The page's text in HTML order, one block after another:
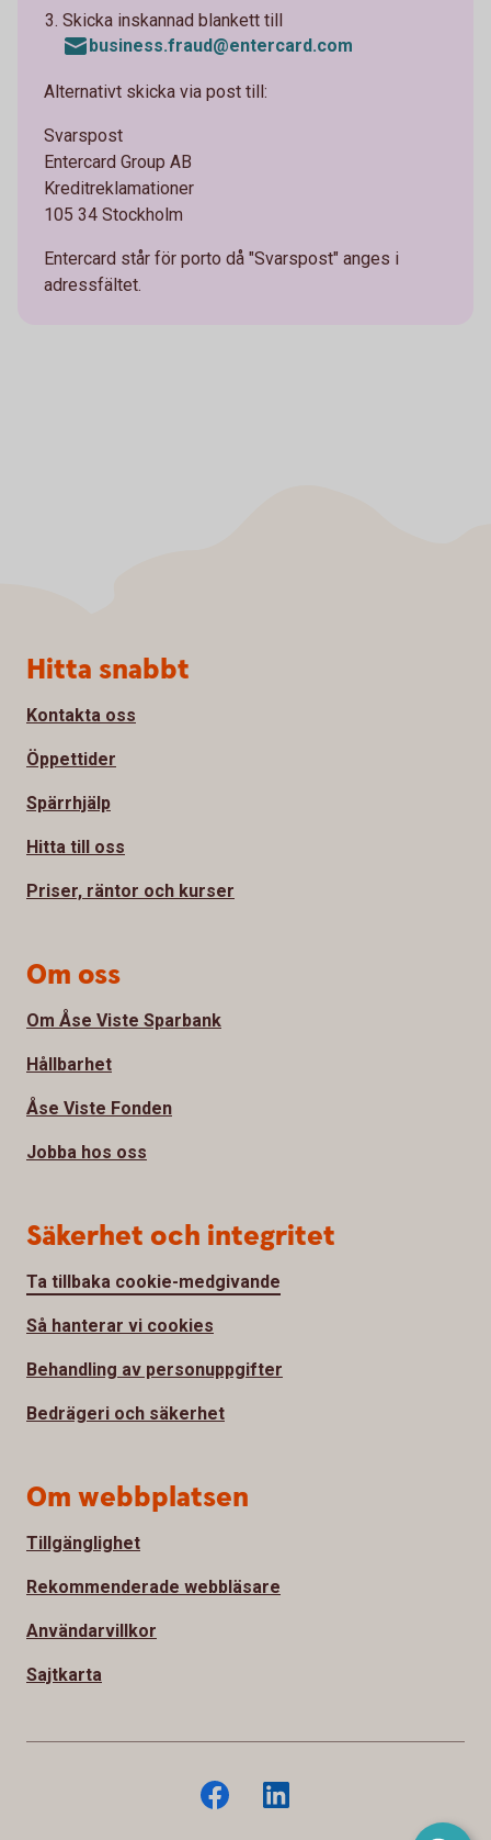
Skicka inskannad blankett till
business.fraud@entercard.com
Alternativt skicka via post till:
Svarspost
Entercard Group AB
Kreditreklamationer
105 34 Stockholm
Entercard står för porto då "Svarspost" anges i
adressfältet.
Sidfot
Hitta snabbt
Kontakta oss
Öppettider
Spärrhjälp
Hitta till oss
Priser, räntor och kurser
Om oss
Om Åse Viste Sparbank
Hållbarhet
Åse Viste Fonden
Jobba hos oss
Säkerhet och integritet
Ta tillbaka cookie-medgivande
Så hanterar vi cookies
Behandling av personuppgifter
Bedrägeri och säkerhet
Om webbplatsen
Tillgänglighet
Rekommenderade webbläsare
Användarvillkor
Sajtkarta